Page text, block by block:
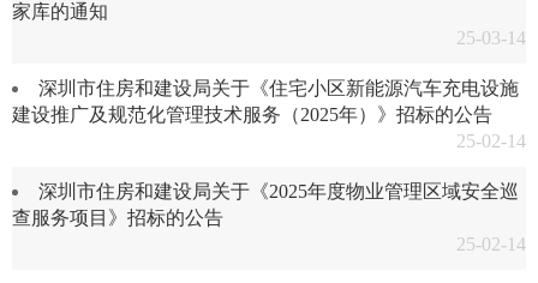
家库的通知
25-03-14
深圳市住房和建设局关于《住宅小区新能源汽车充电设施
建设推广及规范化管理技术服务（2025年）》招标的公告
25-02-14
深圳市住房和建设局关于《2025年度物业管理区域安全巡
查服务项目》招标的公告
25-02-14